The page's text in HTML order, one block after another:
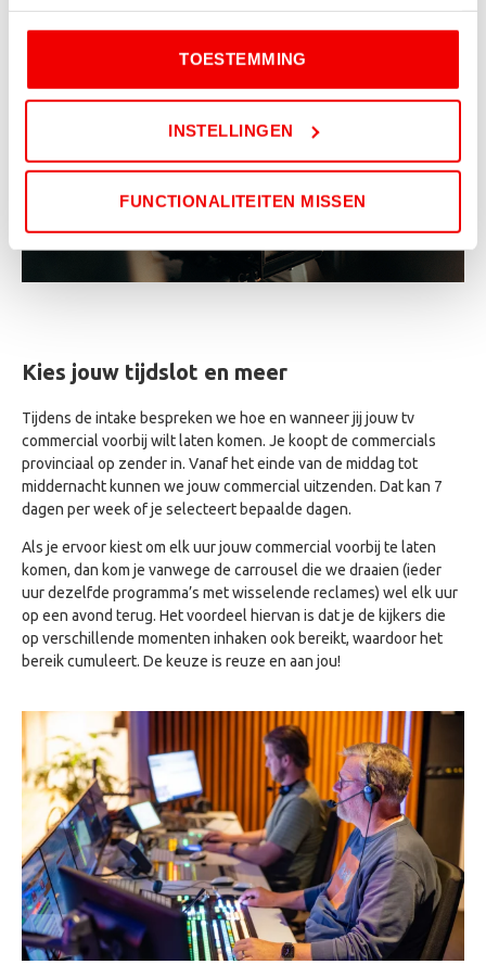
voorkeuren en welke cookies worden gebruikt. Door op
‘Toestemming’ te klikken, ga je akkoord met onze
enprivacybeleid.
Als je weigert, dan wordt een kleine cookie in je browser
geplaatst. Dit is nodig om te onthouden dat je niet wilt
worden gevolgd.
TOESTEMMING
INSTELLINGEN
FUNCTIONALITEITEN MISSEN
materiaal kunnen uitzenden in een of meerdere reclameblokken.
Kies jouw tijdslot en meer
Tijdens de intake bespreken we hoe en wanneer jij jouw tv
commercial voorbij wilt laten komen. Je koopt de commercials
provinciaal op zender in. Vanaf het einde van de middag tot
middernacht kunnen we jouw commercial uitzenden. Dat kan 7
dagen per week of je selecteert bepaalde dagen.
Als je ervoor kiest om elk uur jouw commercial voorbij te laten
komen, dan kom je vanwege de carrousel die we draaien (ieder
uur dezelfde programma’s met wisselende reclames) wel elk uur
op een avond terug. Het voordeel hiervan is dat je de kijkers die
op verschillende momenten inhaken ook bereikt, waardoor het
bereik cumuleert. De keuze is reuze en aan jou!